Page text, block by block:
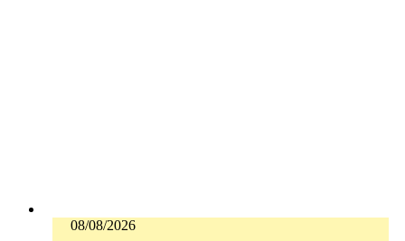
08/08/2026